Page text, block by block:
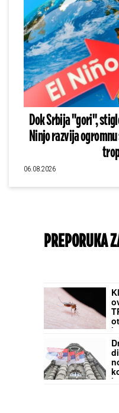
Dok Srbija "gori",
Ninjo razvija
06.08.2026
PREPORUKA